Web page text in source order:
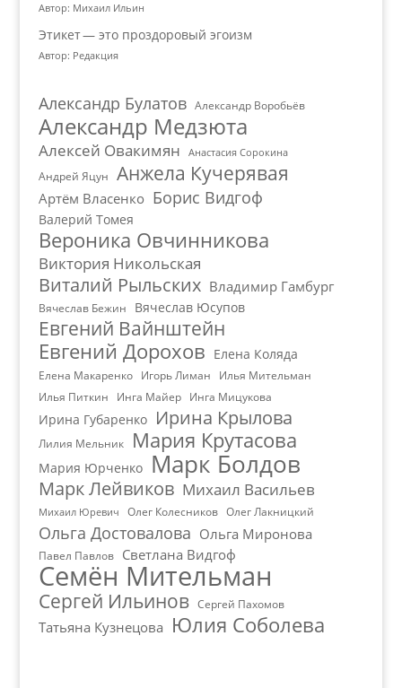
Автор: Михаил Ильин
Этикет — это проздоровый эгоизм
Автор: Редакция
Александр Булатов Александр Воробьёв
Александр Медзюта
Алексей Овакимян Анастасия Сорокина
Андрей Яцун Анжела Кучерявая
Артём Власенко Борис Видгоф
Валерий Томея
Вероника Овчинникова
Виктория Никольская
Виталий Рыльских Владимир Гамбург
Вячеслав Бежин Вячеслав Юсупов
Евгений Вайнштейн
Евгений Дорохов Елена Коляда
Елена Макаренко Игорь Лиман
Илья Мительман
Илья Питкин
Инга Майер Инга Мицукова
Ирина Губаренко Ирина Крылова
Лилия Мельник Мария Крутасова
Мария Юрченко Марк Болдов
Марк Лейвиков Михаил Васильев
Михаил Юревич Олег Колесников Олег Лакницкий
Ольга Достовалова Ольга Миронова
Павел Павлов Светлана Видгоф
Семён Мительман
Сергей Ильинов Сергей Пахомов
Татьяна Кузнецова Юлия Соболева